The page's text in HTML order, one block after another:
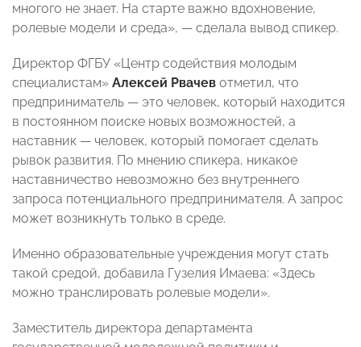
многого не знает. На старте важно вдохновение,
ролевые модели и среда», — сделала вывод спикер.
Директор ФГБУ «Центр содействия молодым
специалистам» Алексей Рвачев отметил, что
предприниматель — это человек, который находится
в постоянном поиске новых возможностей, а
наставник — человек, который помогает сделать
рывок развития. По мнению спикера, никакое
наставничество невозможно без внутреннего
запроса потенциального предпринимателя. А запрос
может возникнуть только в среде.
Именно образовательные учреждения могут стать
такой средой, добавила Гузелия Имаева: «Здесь
можно транслировать ролевые модели».
Заместитель директора департамента